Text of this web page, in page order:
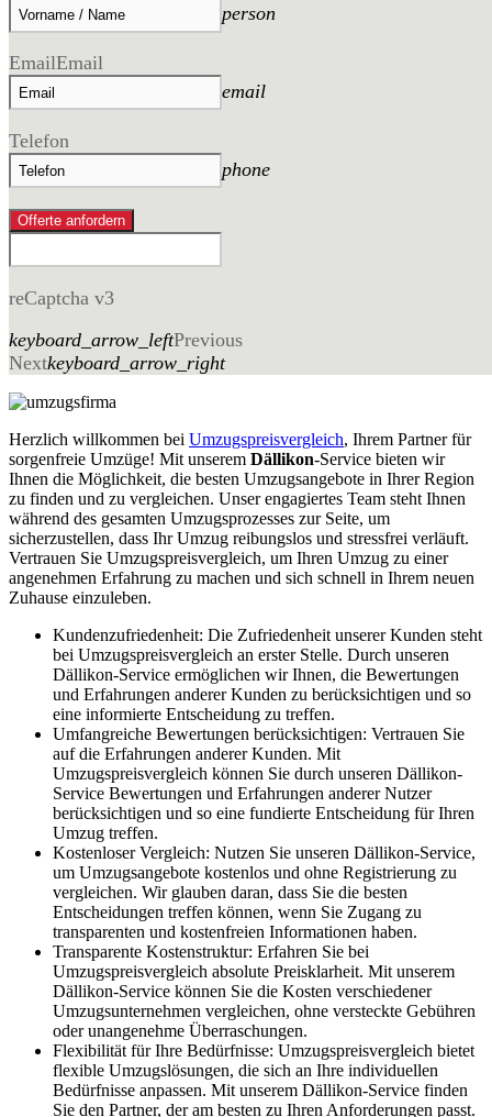
person
EmailEmail
email
Telefon
phone
Offerte anfordern
reCaptcha v3
keyboard_arrow_leftPrevious
Nextkeyboard_arrow_right
Herzlich willkommen bei Umzugspreisvergleich, Ihrem Partner für
sorgenfreie Umzüge! Mit unserem Dällikon-Service bieten wir
Ihnen die Möglichkeit, die besten Umzugsangebote in Ihrer Region
zu finden und zu vergleichen. Unser engagiertes Team steht Ihnen
während des gesamten Umzugsprozesses zur Seite, um
sicherzustellen, dass Ihr Umzug reibungslos und stressfrei verläuft.
Vertrauen Sie Umzugspreisvergleich, um Ihren Umzug zu einer
angenehmen Erfahrung zu machen und sich schnell in Ihrem neuen
Zuhause einzuleben.
Kundenzufriedenheit: Die Zufriedenheit unserer Kunden steht
bei Umzugspreisvergleich an erster Stelle. Durch unseren
Dällikon-Service ermöglichen wir Ihnen, die Bewertungen
und Erfahrungen anderer Kunden zu berücksichtigen und so
eine informierte Entscheidung zu treffen.
Umfangreiche Bewertungen berücksichtigen: Vertrauen Sie
auf die Erfahrungen anderer Kunden. Mit
Umzugspreisvergleich können Sie durch unseren Dällikon-
Service Bewertungen und Erfahrungen anderer Nutzer
berücksichtigen und so eine fundierte Entscheidung für Ihren
Umzug treffen.
Kostenloser Vergleich: Nutzen Sie unseren Dällikon-Service,
um Umzugsangebote kostenlos und ohne Registrierung zu
vergleichen. Wir glauben daran, dass Sie die besten
Entscheidungen treffen können, wenn Sie Zugang zu
transparenten und kostenfreien Informationen haben.
Transparente Kostenstruktur: Erfahren Sie bei
Umzugspreisvergleich absolute Preisklarheit. Mit unserem
Dällikon-Service können Sie die Kosten verschiedener
Umzugsunternehmen vergleichen, ohne versteckte Gebühren
oder unangenehme Überraschungen.
Flexibilität für Ihre Bedürfnisse: Umzugspreisvergleich bietet
flexible Umzugslösungen, die sich an Ihre individuellen
Bedürfnisse anpassen. Mit unserem Dällikon-Service finden
Sie den Partner, der am besten zu Ihren Anforderungen passt.